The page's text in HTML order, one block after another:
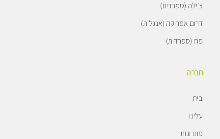
צ׳ילה (ספרדית)
דרום אפריקה (אנגלית)
פרו (ספרדית)
חברה
בית
עלינו
פתרונות